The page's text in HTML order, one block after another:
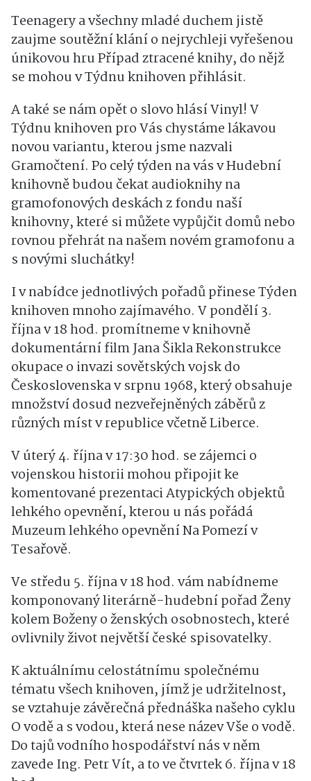
Teenagery a všechny mladé duchem jistě
zaujme soutěžní klání o nejrychleji vyřešenou
únikovou hru Případ ztracené knihy, do nějž
se mohou v Týdnu knihoven přihlásit.
A také se nám opět o slovo hlásí Vinyl! V
Týdnu knihoven pro Vás chystáme lákavou
novou variantu, kterou jsme nazvali
Gramočtení. Po celý týden na vás v Hudební
knihovně budou čekat audioknihy na
gramofonových deskách z fondu naší
knihovny, které si můžete vypůjčit domů nebo
rovnou přehrát na našem novém gramofonu a
s novými sluchátky!
I v nabídce jednotlivých pořadů přinese Týden
knihoven mnoho zajímavého. V pondělí 3.
října v 18 hod. promítneme v knihovně
dokumentární film Jana Šikla Rekonstrukce
okupace o invazi sovětských vojsk do
Československa v srpnu 1968, který obsahuje
množství dosud nezveřejněných záběrů z
různých míst v republice včetně Liberce.
V úterý 4. října v 17:30 hod. se zájemci o
vojenskou historii mohou připojit ke
komentované prezentaci Atypických objektů
lehkého opevnění, kterou u nás pořádá
Muzeum lehkého opevnění Na Pomezí v
Tesařově.
Ve středu 5. října v 18 hod. vám nabídneme
komponovaný literárně-hudební pořad Ženy
kolem Boženy o ženských osobnostech, které
ovlivnily život největší české spisovatelky.
K aktuálnímu celostátnímu společnému
tématu všech knihoven, jímž je udržitelnost,
se vztahuje závěrečná přednáška našeho cyklu
O vodě a s vodou, která nese název Vše o vodě.
Do tajů vodního hospodářství nás v něm
zavede Ing. Petr Vít, a to ve čtvrtek 6. října v 18